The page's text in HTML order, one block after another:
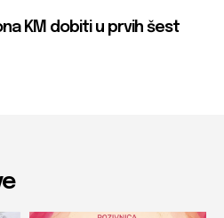
KM dobiti u prvih šest